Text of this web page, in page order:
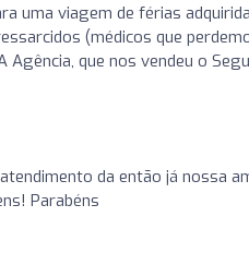
uma viagem de férias
(médicos que
que nos vendeu o
da então já nossa
Parabéns